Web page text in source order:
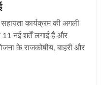
कार्यक्रम की अगली
11 नई शर्तें लगाई हैं और
के राजकोषीय, बाहरी और